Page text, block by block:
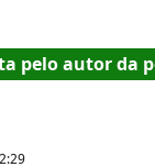
pelo autor da